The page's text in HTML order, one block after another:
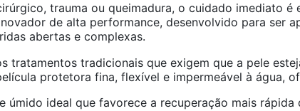
trauma ou queimadura, o cuidado imediato é
de alta performance, desenvolvido para ser
abertas e complexas.
tratamentos tradicionais que exigem que a pele
protetora fina, flexível e impermeável à água,
úmido ideal que favorece a recuperação mais